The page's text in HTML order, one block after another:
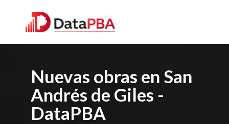
Nuevas obras en San
Andrés de Giles -
DataPBA